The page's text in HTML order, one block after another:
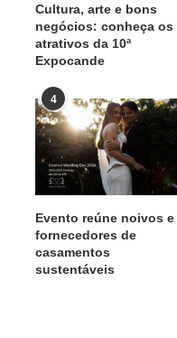
Cultura, arte e bons
negócios: conheça os
atrativos da 10ª
Expocande
4
Evento reúne noivos e
fornecedores de
casamentos
sustentáveis